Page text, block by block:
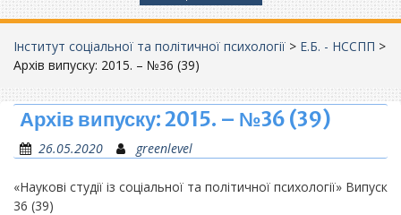
Інститут соціальної та політичної психології > Е.Б. - НССПП >
Архів випуску: 2015. – №36 (39)
Архів випуску: 2015. – №36 (39)
26.05.2020 greenlevel
«Наукові студії із соціальної та політичної психології» Випуск
36 (39)